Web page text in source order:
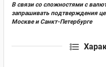
В связи со сложностями с
запрашивать подтверждения
Москве и Санкт-Петербурге